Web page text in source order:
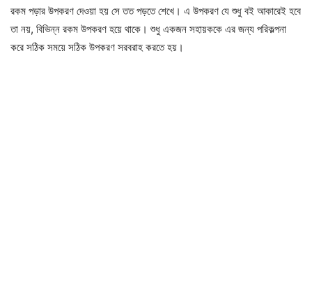
রকম পড়ার উপকরণ দেওয়া হয় সে তত পড়তে শেখে। এ উপকরণ যে শুধু বই আকারেই হবে
তা নয়, বিভিন্ন রকম উপকরণ হয়ে থাকে। শুধু একজন সহায়ককে এর জন্য পরিকল্পনা
করে সঠিক সময়ে সঠিক উপকরণ সরবরাহ করতে হয়।